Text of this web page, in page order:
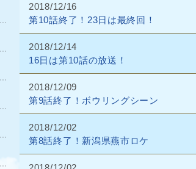
2018/12/16
第10話終了！23日は最終回！
2018/12/14
16日は第10話の放送！
2018/12/09
第9話終了！ボウリングシーン
2018/12/02
第8話終了！新潟県燕市ロケ